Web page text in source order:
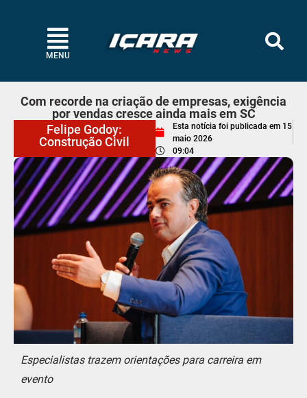
MENU
Com recorde na criação de empresas, exigência
por vendas cresce ainda mais em SC
Felipe Godoy:
Construção Civil
Esta notícia foi publicada em 15
maio 2026
09:04
Especialistas trazem orientações para carreira em
evento